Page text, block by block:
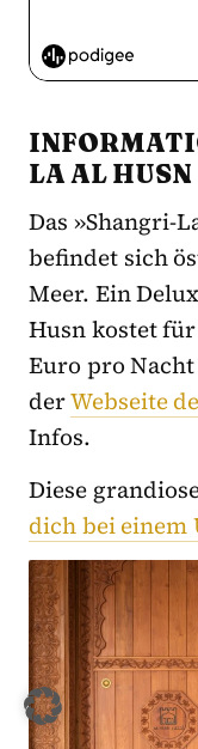
LA AL HUSN
Das »Shangri-
befindet sich
Meer. Ein
Husn kostet für
Euro pro
derWebseite
Infos.
Diese
dich bei einem